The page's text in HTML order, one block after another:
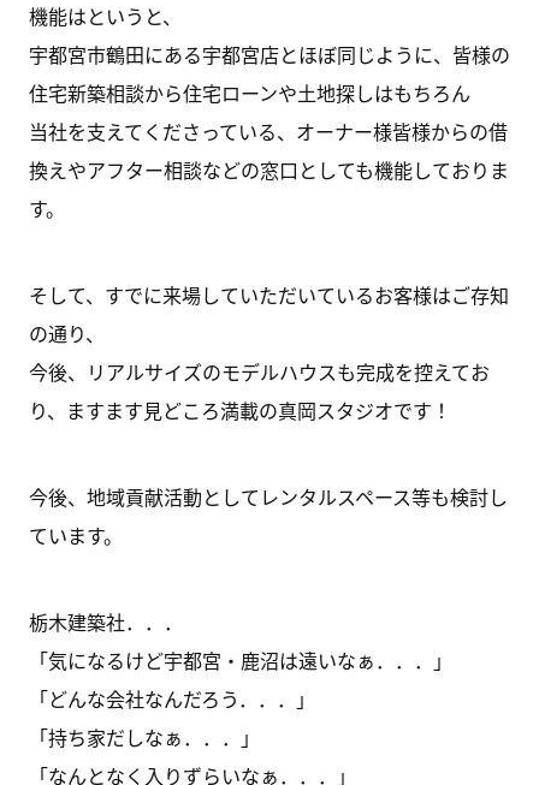
機能はというと、
宇都宮市鶴田にある宇都宮店とほぼ同じように、皆様の
住宅新築相談から住宅ローンや土地探しはもちろん
当社を支えてくださっている、オーナー様皆様からの借
換えやアフター相談などの窓口としても機能しておりま
す。
そして、すでに来場していただいているお客様はご存知
の通り、
今後、リアルサイズのモデルハウスも完成を控えてお
り、ますます見どころ満載の真岡スタジオです！
今後、地域貢献活動としてレンタルスペース等も検討し
ています。
栃木建築社．．．
「気になるけど宇都宮・鹿沼は遠いなぁ．．．」
「どんな会社なんだろう．．．」
「持ち家だしなぁ．．．」
「なんとなく入りずらいなぁ．．．」